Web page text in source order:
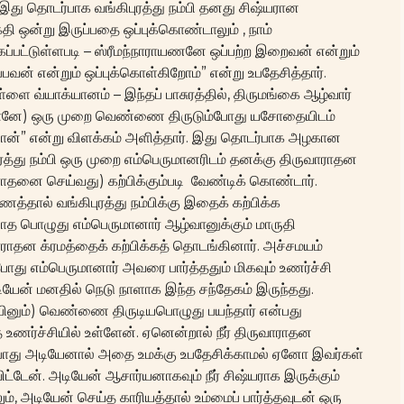
தொடர்பாக வங்கிபுரத்து நம்பி தனது சிஷ்யரான
ஒன்று இருப்பதை ஒப்புக்கொண்டாலும் , நாம்
– ஸ்ரீமந்நாராயணனே ஒப்பற்ற இறைவன் என்றும்
என்றும் ஒப்புக்கொள்கிறோம்” என்று உபதேசித்தார்.
வ்யாக்யானம் – இந்தப் பாசுரத்தில், திருமங்கை ஆழ்வார்
ஒரு முறை வெண்ணை திருடும்போது யசோதையிடம்
என்று விளக்கம் அளித்தார். இது தொடர்பாக அழகான
நம்பி ஒரு முறை எம்பெருமானரிடம் தனக்கு திருவாராதன
செய்வது) கற்பிக்கும்படி வேண்டிக் கொண்டார்.
வங்கிபுரத்து நம்பிக்கு இதைக் கற்பிக்க
எம்பெருமானார் ஆழ்வானுக்கும் மாருதி
க்ரமத்தைக் கற்பிக்கத் தொடங்கினார். அச்சமயம்
எம்பெருமானார் அவரை பார்த்ததும் மிகவும் உணர்ச்சி
மனதில் நெடு நாளாக இந்த சந்தேகம் இருந்தது.
வெண்ணை திருடியபொழுது பயந்தார் என்பது
உணர்ச்சியில் உள்ளேன். ஏனென்றால் நீர் திருவாராதன
அடியேனால் அதை உமக்கு உபதேசிக்காமல் ஏனோ இவர்கள்
அடியேன் ஆசார்யனாகவும் நீர் சிஷ்யராக இருக்கும்
அடியேன் செய்த காரியத்தால் உம்மைப் பார்த்தவுடன் ஒரு